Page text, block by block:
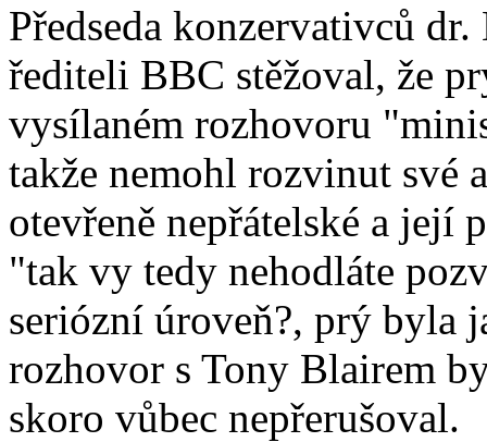
Předseda konzervativců
řediteli BBC stěžoval, že
vysílaném rozhovoru
takže nemohl rozvinut své
otevřeně nepřátelské a její
"tak vy tedy nehodláte
seriózní úroveň?, prý byla
rozhovor s Tony Blairem
skoro vůbec nepřerušoval.